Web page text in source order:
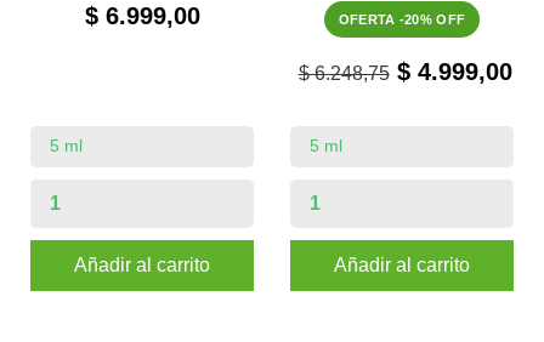
$ 6.999,00
Añadir al carrito
OFERTA -20% OFF
$ 6.248,75 $ 4.999,00
Añadir al carrito